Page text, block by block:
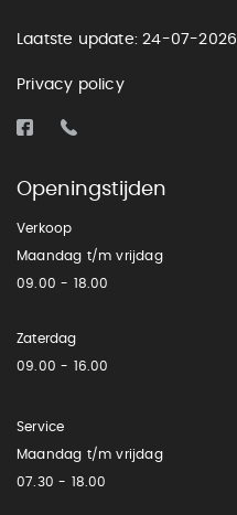
Laatste update: 24-07-2026
Privacy policy
Openingstijden
Verkoop
Maandag t/m vrijdag
09.00 - 18.00
Zaterdag
09.00 - 16.00
Service
Maandag t/m vrijdag
07.30 - 18.00